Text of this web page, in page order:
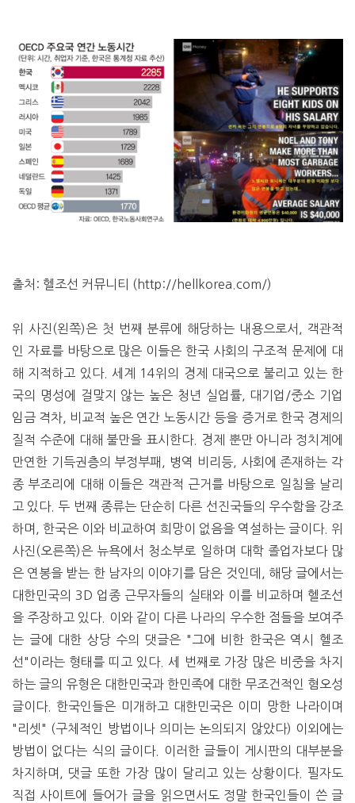
출처: 헬조선 커뮤니티 (http://hellkorea.com/)
위 사진(왼쪽)은 첫 번째 분류에 해당하는 내용으로서, 객관적
인 자료를 바탕으로 많은 이들은 한국 사회의 구조적 문제에 대
해 지적하고 있다. 세계 14위의 경제 대국으로 불리고 있는 한
국의 명성에 걸맞지 않는 높은 청년 실업률, 대기업/중소 기업
임금 격차, 비교적 높은 연간 노동시간 등을 증거로 한국 경제의
질적 수준에 대해 불만을 표시한다. 경제 뿐만 아니라 정치계에
만연한 기득권층의 부정부패, 병역 비리등, 사회에 존재하는 각
종 부조리에 대해 이들은 객관적 근거를 바탕으로 일침을 날리
고 있다. 두 번째 종류는 단순히 다른 선진국들의 우수함을 강조
하며, 한국은 이와 비교하여 희망이 없음을 역설하는 글이다. 위
사진(오른쪽)은 뉴욕에서 청소부로 일하며 대학 졸업자보다 많
은 연봉을 받는 한 남자의 이야기를 담은 것인데, 해당 글에서는
대한민국의 3D 업종 근무자들의 실태와 이를 비교하며 헬조선
을 주장하고 있다. 이와 같이 다른 나라의 우수한 점들을 보여주
는 글에 대한 상당 수의 댓글은 "그에 비한 한국은 역시 헬조
선"이라는 형태를 띠고 있다. 세 번째로 가장 많은 비중을 차지
하는 글의 유형은 대한민국과 한민족에 대한 무조건적인 혐오성
글이다. 한국인들은 미개하고 대한민국은 이미 망한 나라이며
"리셋" (구체적인 방법이나 의미는 논의되지 않았다) 이외에는
방법이 없다는 식의 글이다. 이러한 글들이 게시판의 대부분을
차지하며, 댓글 또한 가장 많이 달리고 있는 상황이다. 필자도
직접 사이트에 들어가 글을 읽으면서도 정말 한국인들이 쓴 글